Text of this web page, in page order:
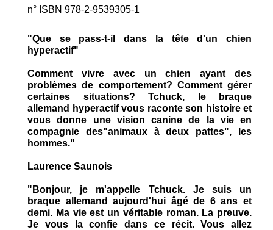
n° ISBN 978-2-9539305-1
"Que se pass-t-il dans la tête d'un chien
hyperactif"
Comment vivre avec un chien ayant des
problèmes de comportement? Comment gérer
certaines situations? Tchuck, le braque
allemand hyperactif vous raconte son histoire et
vous donne une vision canine de la vie en
compagnie des"animaux à deux pattes", les
hommes."
Laurence Saunois
"Bonjour, je m'appelle Tchuck. Je suis un
braque allemand aujourd'hui âgé de 6 ans et
demi. Ma vie est un véritable roman. La preuve.
Je vous la confie dans ce récit. Vous allez